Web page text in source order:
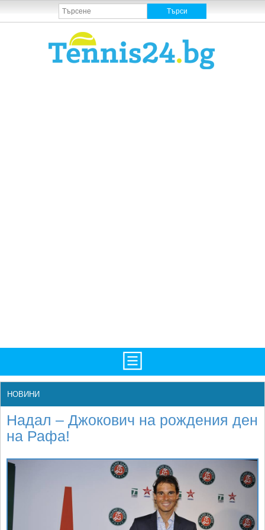
НОВИНИ
БГ
LIVE SCORES
Фотогалерии
Рекорди/Статистика
НОВИНИ
Надал – Джокович на рождения ден
на Рафа!